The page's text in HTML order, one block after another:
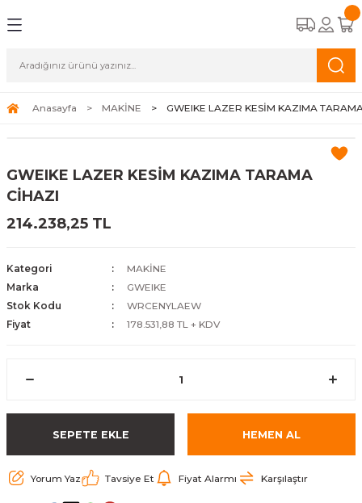
Anasayfa MAKİNE GWEIKE LAZER KESİM KAZIMA
GWEIKE LAZER KESİM KAZIMA TARAMA
CİHAZI
214.238,25 TL
Kategori
MAKİNE
Marka
GWEIKE
Stok Kodu
WRCENYLAEW
Fiyat
178.531,88 TL + KDV
SEPETE EKLE HEMEN AL
Yorum Yaz Tavsiye Et Fiyat Alarmı Karşılaştır